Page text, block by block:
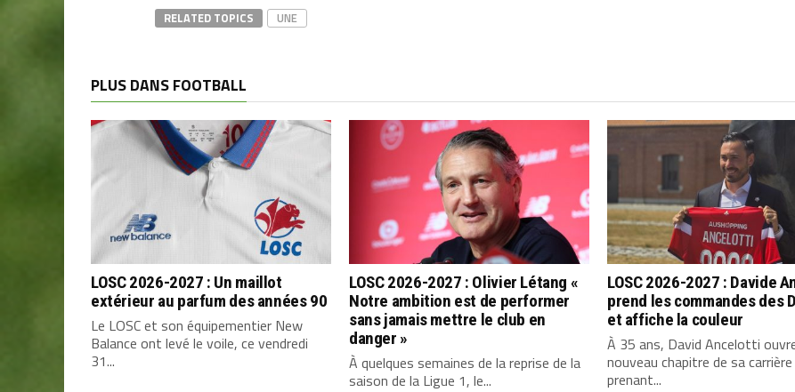
RELATED TOPICS UNE
PLUS DANS FOOTBALL
LOSC 2026-2027 : Un maillot
extérieur au parfum des années 90
Le LOSC et son équipementier New
Balance ont levé le voile, ce vendredi
31...
LOSC 2026-2027 : Olivier Létang «
Notre ambition est de performer
sans jamais mettre le club en
danger »
À quelques semaines de la reprise de la
saison de la Ligue 1, le...
LOSC 2026-2027 : Davide
prend les commandes des
et affiche la couleur
À 35 ans, David Ancelotti
nouveau chapitre de sa carrière
prenant...